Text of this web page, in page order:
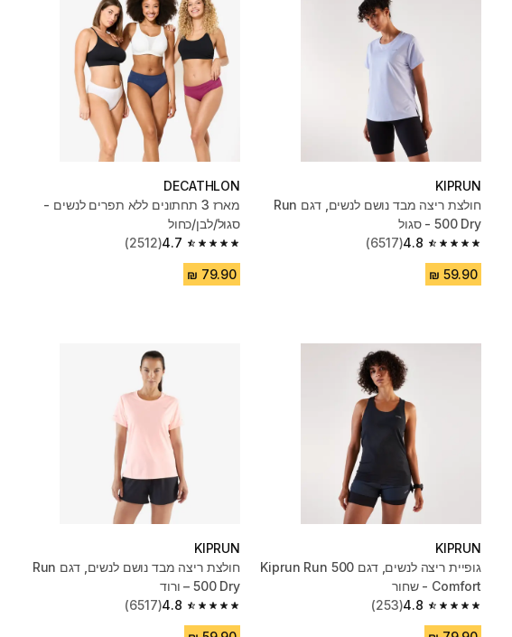
KIPRUN
חולצת ריצה מבד נושם לנשים, דגם Run
500 Dry - סגול
4.8
4.8 out of 5 stars from 6517 reviews
(6517)
DECATHLON
מארז 3 תחתונים ללא תפרים לנשים -
סגול/לבן/כחול
4.7
4.7 out of 5 stars from 2512 reviews
(2512)
KIPRUN
גופיית ריצה לנשים, דגם Kiprun Run 500
Comfort - שחור
4.8
4.8 out of 5 stars from 253 reviews
(253)
KIPRUN
חולצת ריצה מבד נושם לנשים, דגם Run
500 Dry – ורוד
4.8
4.8 out of 5 stars from 6517 reviews
(6517)